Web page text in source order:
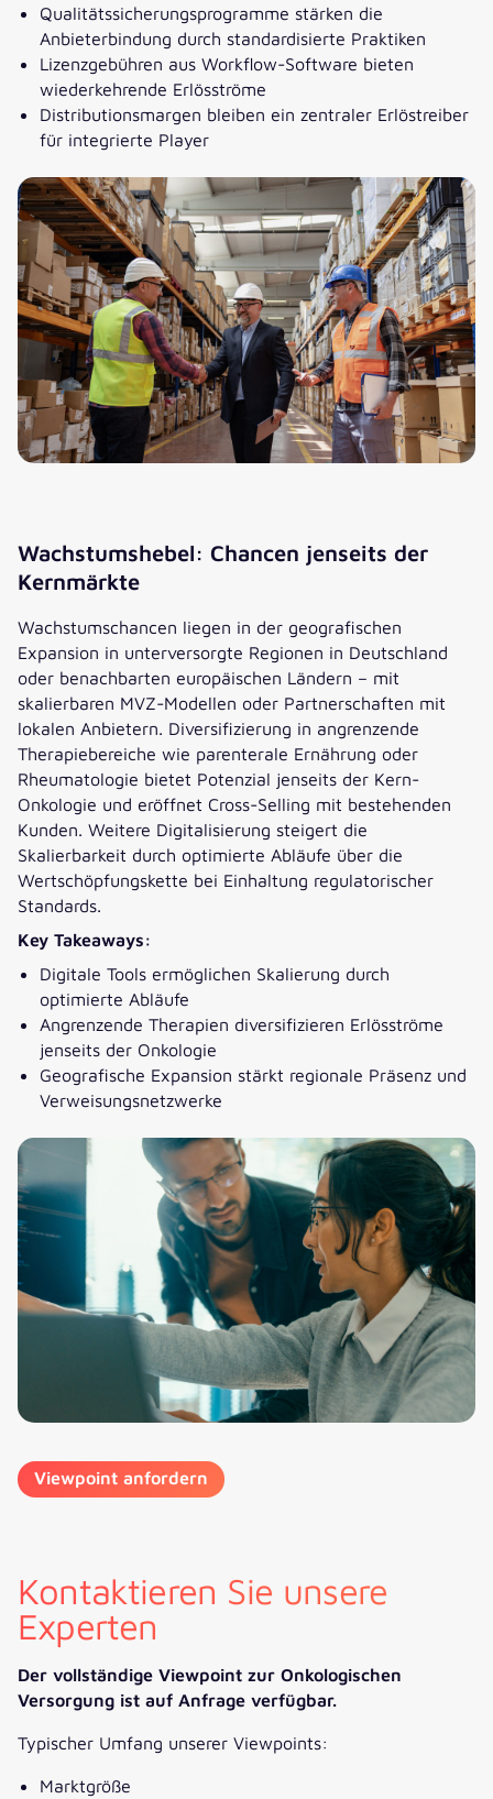
Qualitätssicherungsprogramme stärken die
Anbieterbindung durch standardisierte Praktiken
Lizenzgebühren aus Workflow-Software bieten
wiederkehrende Erlösströme
Distributionsmargen bleiben ein zentraler Erlöstreiber
für integrierte Player
Wachstumshebel: Chancen jenseits der
Kernmärkte
Wachstumschancen liegen in der geografischen
Expansion in unterversorgte Regionen in Deutschland
oder benachbarten europäischen Ländern – mit
skalierbaren MVZ-Modellen oder Partnerschaften mit
lokalen Anbietern. Diversifizierung in angrenzende
Therapiebereiche wie parenterale Ernährung oder
Rheumatologie bietet Potenzial jenseits der Kern-
Onkologie und eröffnet Cross-Selling mit bestehenden
Kunden. Weitere Digitalisierung steigert die
Skalierbarkeit durch optimierte Abläufe über die
Wertschöpfungskette bei Einhaltung regulatorischer
Standards.
Key Takeaways:
Digitale Tools ermöglichen Skalierung durch
optimierte Abläufe
Angrenzende Therapien diversifizieren Erlösströme
jenseits der Onkologie
Geografische Expansion stärkt regionale Präsenz und
Verweisungsnetzwerke
Viewpoint anfordern
Kontaktieren Sie unsere
Experten
Der vollständige Viewpoint zur Onkologischen
Versorgung ist auf Anfrage verfügbar.
Typischer Umfang unserer Viewpoints:
Marktgröße